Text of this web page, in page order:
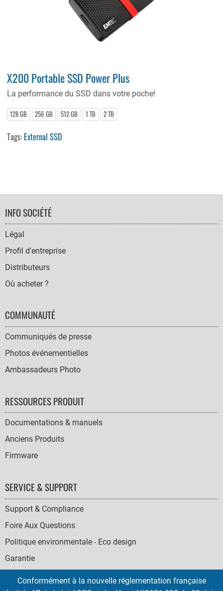
X200 Portable SSD Power Plus
La performance du SSD dans votre poche!
128 GB 256 GB 512 GB 1 TB 2 TB
Tags: External SSD
FOOTER
NAVIGATION
INFO SOCIÉTÉ
Légal
Profil d'entreprise
Distributeurs
Où acheter ?
COMMUNAUTÉ
Communiqués de presse
Photos événementielles
Ambassadeurs Photo
RESSOURCES PRODUIT
Documentations & manuels
Anciens Produits
Firmware
SERVICE & SUPPORT
Support & Compliance
Foire Aux Questions
Politique environmentale - Eco design
Garantie
Conformément à la nouvelle réglementation française